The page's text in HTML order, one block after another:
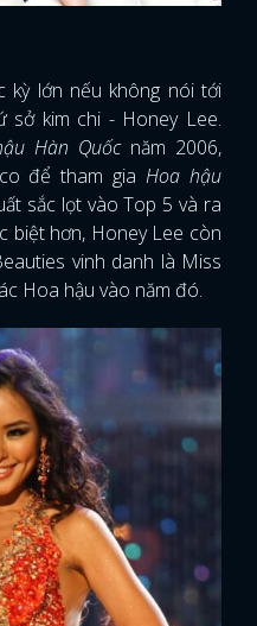
kỳ lớn nếu không nói tới
sở kim chi - Honey Lee.
Hàn Quốc năm 2006,
để tham giaHoa hậu
sắc lọt vào Top 5 và ra
biệt hơn, Honey Lee còn
vinh danh là Miss
Hoa hậu vào năm đó.